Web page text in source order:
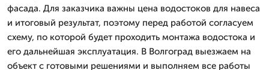
фасада. Для заказчика важны цена водостоков для навеса
и итоговый результат, поэтому перед работой согласуем
схему, по которой будет проходить монтажа водостока и
его дальнейшая эксплуатация. В Волгоград выезжаем на
объект с готовыми решениями и выполняем все работы